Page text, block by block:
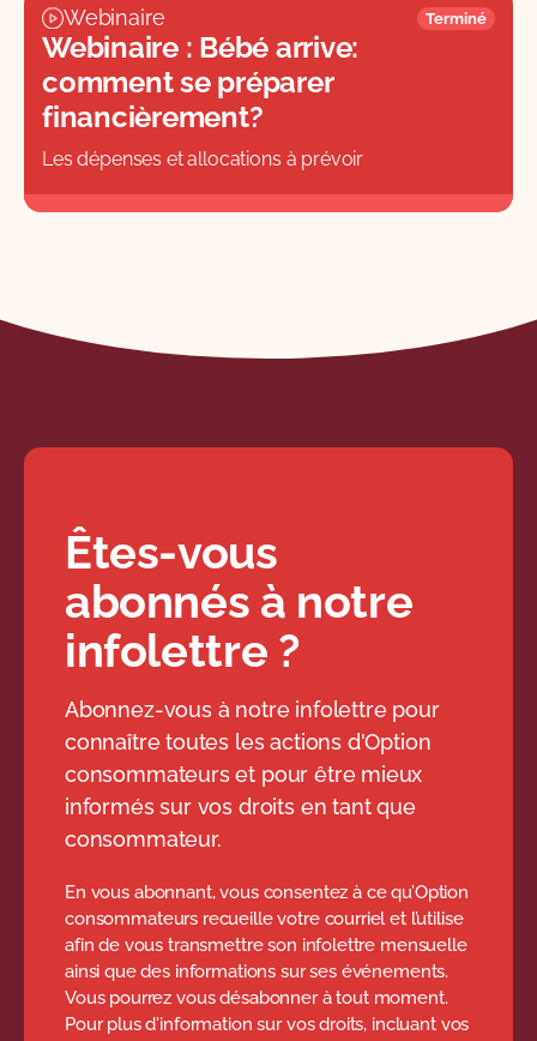
Webinaire Terminé
Webinaire : Bébé arrive:
comment se préparer
financièrement?
Les dépenses et allocations à prévoir
Êtes-vous
abonnés à notre
infolettre ?
Abonnez-vous à notre infolettre pour
connaître toutes les actions d'Option
consommateurs et pour être mieux
informés sur vos droits en tant que
consommateur.
En vous abonnant, vous consentez à ce qu’Option
consommateurs recueille votre courriel et l’utilise
afin de vous transmettre son infolettre mensuelle
ainsi que des informations sur ses événements.
Vous pourrez vous désabonner à tout moment.
Pour plus d'information sur vos droits, incluant vos